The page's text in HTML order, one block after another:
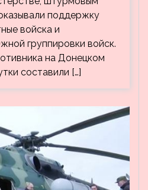
поддержку
войска и
группировки войск.
на Донецком
составили […]